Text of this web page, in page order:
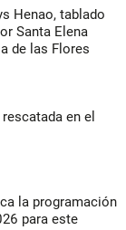
Henao, tablado
Santa Elena
de las Flores
en el
la programación
para este